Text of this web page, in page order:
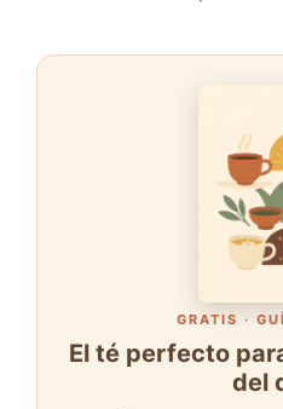
GRATIS ·
El té perfecto
del